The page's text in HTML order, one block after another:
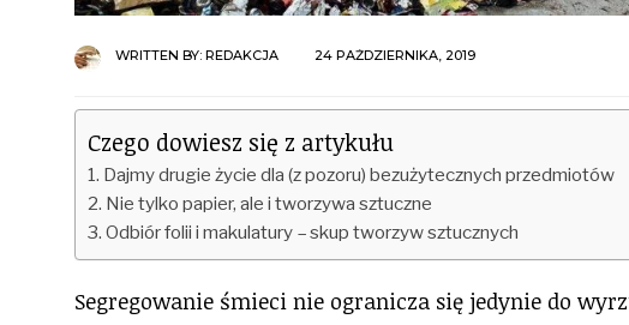
WRITTEN BY: REDAKCJA 24 PAŹDZIERNIKA, 2019
Czego dowiesz się z artykułu
Dajmy drugie życie dla (z pozoru) bezużytecznych przedmiotów
Nie tylko papier, ale i tworzywa sztuczne
Odbiór folii i makulatury – skup tworzyw sztucznych
Segregowanie śmieci nie ogranicza się jedynie do